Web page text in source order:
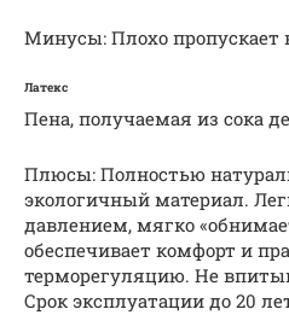
Минусы: Плохо пропускает
Латекс
Пена, получаемая из сока
Плюсы: Полностью
экологичный материал.
давлением, мягко
обеспечивает комфорт и
терморегуляцию. Не
Срок эксплуатации до 20